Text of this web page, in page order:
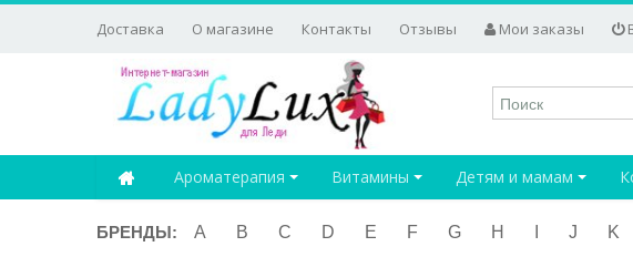
Доставка О магазине Контакты Отзывы Мои заказы
Ароматерапия Витамины Детям и мамам
БРЕНДЫ: A B C D E F G H J K